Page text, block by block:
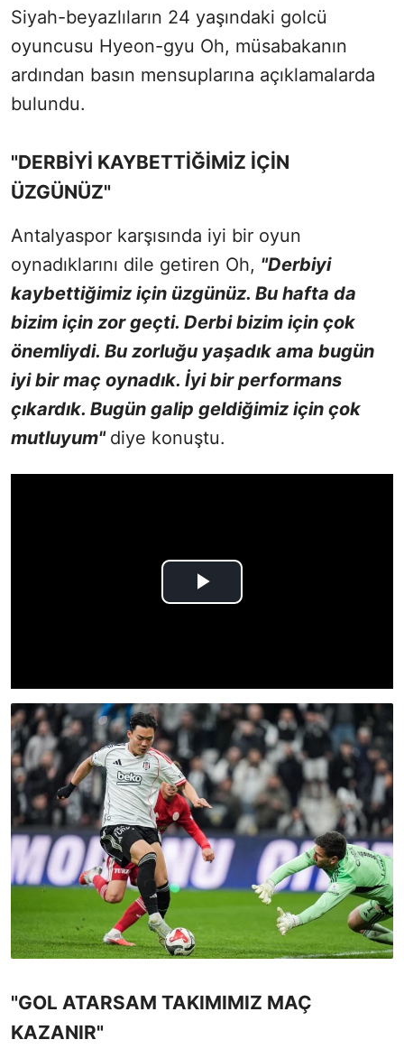
Siyah-beyazlıların 24 yaşındaki golcü
oyuncusu Hyeon-gyu Oh, müsabakanın
ardından basın mensuplarına açıklamalarda
bulundu.
"DERBİYİ KAYBETTİĞİMİZ İÇİN
ÜZGÜNÜZ"
Antalyaspor karşısında iyi bir oyun
oynadıklarını dile getiren Oh, "Derbiyi
kaybettiğimiz için üzgünüz. Bu hafta da
bizim için zor geçti. Derbi bizim için çok
önemliydi. Bu zorluğu yaşadık ama bugün
iyi bir maç oynadık. İyi bir performans
çıkardık. Bugün galip geldiğimiz için çok
mutluyum" diye konuştu.
"GOL ATARSAM TAKIMIMIZ MAÇ
KAZANIR"